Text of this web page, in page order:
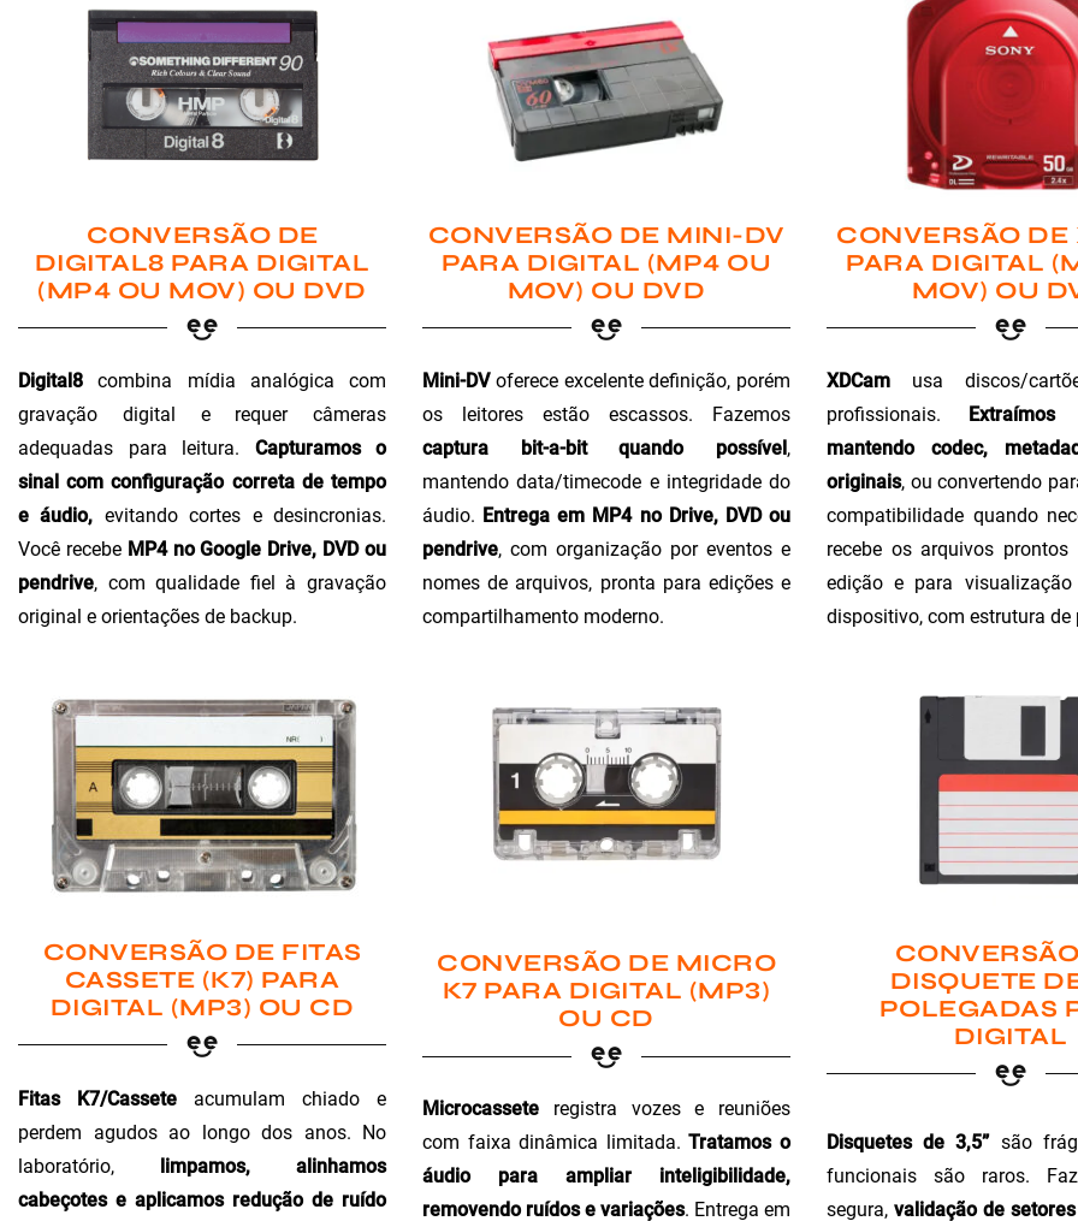
CONVERSÃO DE
DIGITAL8 PARA DIGITAL
(MP4 OU MOV) OU DVD
Digital8 combina mídia analógica com
gravação digital e requer câmeras
adequadas para leitura. Capturamos o
sinal com configuração correta de tempo
e áudio, evitando cortes e desincronias.
Você recebe MP4 no Google Drive, DVD ou
pendrive, com qualidade fiel à gravação
original e orientações de backup.
CONVERSÃO DE MINI-DV
PARA DIGITAL (MP4 OU
MOV) OU DVD
Mini-DVoferece excelente definição, porém
os leitores estão escassos. Fazemos
captura bit-a-bit quando possível,
mantendo data/timecode e integridade do
áudio. Entrega em MP4 no Drive, DVD ou
pendrive, com organização por eventos e
nomes de arquivos, pronta para edições e
compartilhamento moderno.
CONVERSÃO
PARA DIGITAL
MOV) OU
XDCam usa discos/
profissionais.
mantendo codec,
originais, ou convertendo
compatibilidade quando
recebe os arquivos
edição e para
dispositivo, com estrutura
CONVERSÃO DE FITAS
CASSETE (K7) PARA
DIGITAL (MP3) OU CD
Fitas K7/Cassete acumulam chiado e
perdem agudos ao longo dos anos. No
laboratório, limpamos, alinhamos
cabeçotes e aplicamos redução de ruído
CONVERSÃO DE MICRO
K7 PARA DIGITAL (MP3)
OU CD
Microcassete registra vozes e reuniões
com faixa dinâmica limitada.Tratamos o
áudio para ampliar inteligibilidade,
removendo ruídos e variações. Entrega em
DISQUETE
POLEGADAS
DIGITAL
Disquetes de 3,5”são
funcionais são raros.
segura, validação de